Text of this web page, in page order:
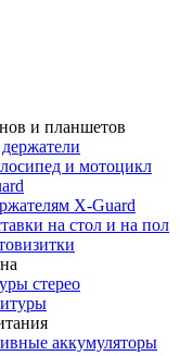
и планшетов
и мотоцикл
X-Guard
на стол и на пол
стерео
аккумуляторы